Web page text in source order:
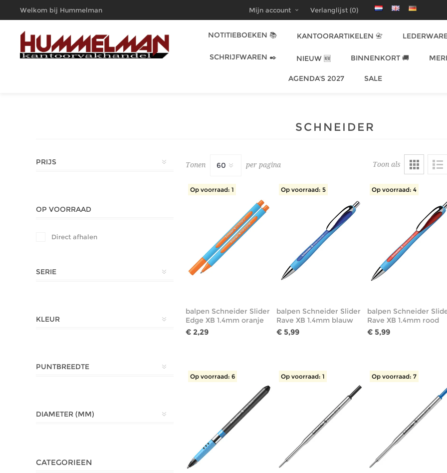
Welkom bij Hummelman
Kantoorvakhandel
Mijn account Verlanglijst (0)
NOTITIEBOEKEN 📚 KANTOORARTIKELEN 📇
SCHRIJFWAREN ✒️ NIEUW 🆕 BINNENKORT 🚚
AGENDA'S 2027 SALE
SCHNEIDER
Toon als
Tonen per pagina
Op voorraad: 1
balpen Schneider Slider
Edge XB 1.4mm oranje
€ 2,29
Op voorraad: 5
balpen Schneider Slider
Rave XB 1.4mm blauw
€ 5,99
Op voorraad: 4
balpen Schneider
Rave XB 1.4mm rood
€ 5,99
Op voorraad: 6 Op voorraad: 1 Op voorraad: 7
PRIJS
OP VOORRAAD
Direct afhalen
SERIE
KLEUR
PUNTBREEDTE
DIAMETER (MM)
CATEGORIEEN